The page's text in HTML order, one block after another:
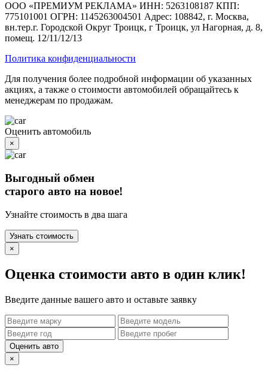
ООО «ПРЕМИУМ РЕКЛАМА» ИНН: 5263108187 КПП:
775101001 ОГРН: 1145263004501 Адрес: 108842, г. Москва,
вн.тер.г. Городской Округ Троицк, г Троицк, ул Нагорная, д. 8,
помещ. 12/11/12/13
Политика конфиденциальности
Для получения более подробной информации об указанных
акциях, а также о стоимости автомобилей обращайтесь к
менеджерам по продажам.
Оценить автомобиль
×
Выгодный обмен
старого авто на новое!
Узнайте стоимость в два шага
Узнать стоимость
×
Оценка стоимости авто в один клик!
Введите данные вашего авто и оставьте заявку
Оценить авто
×